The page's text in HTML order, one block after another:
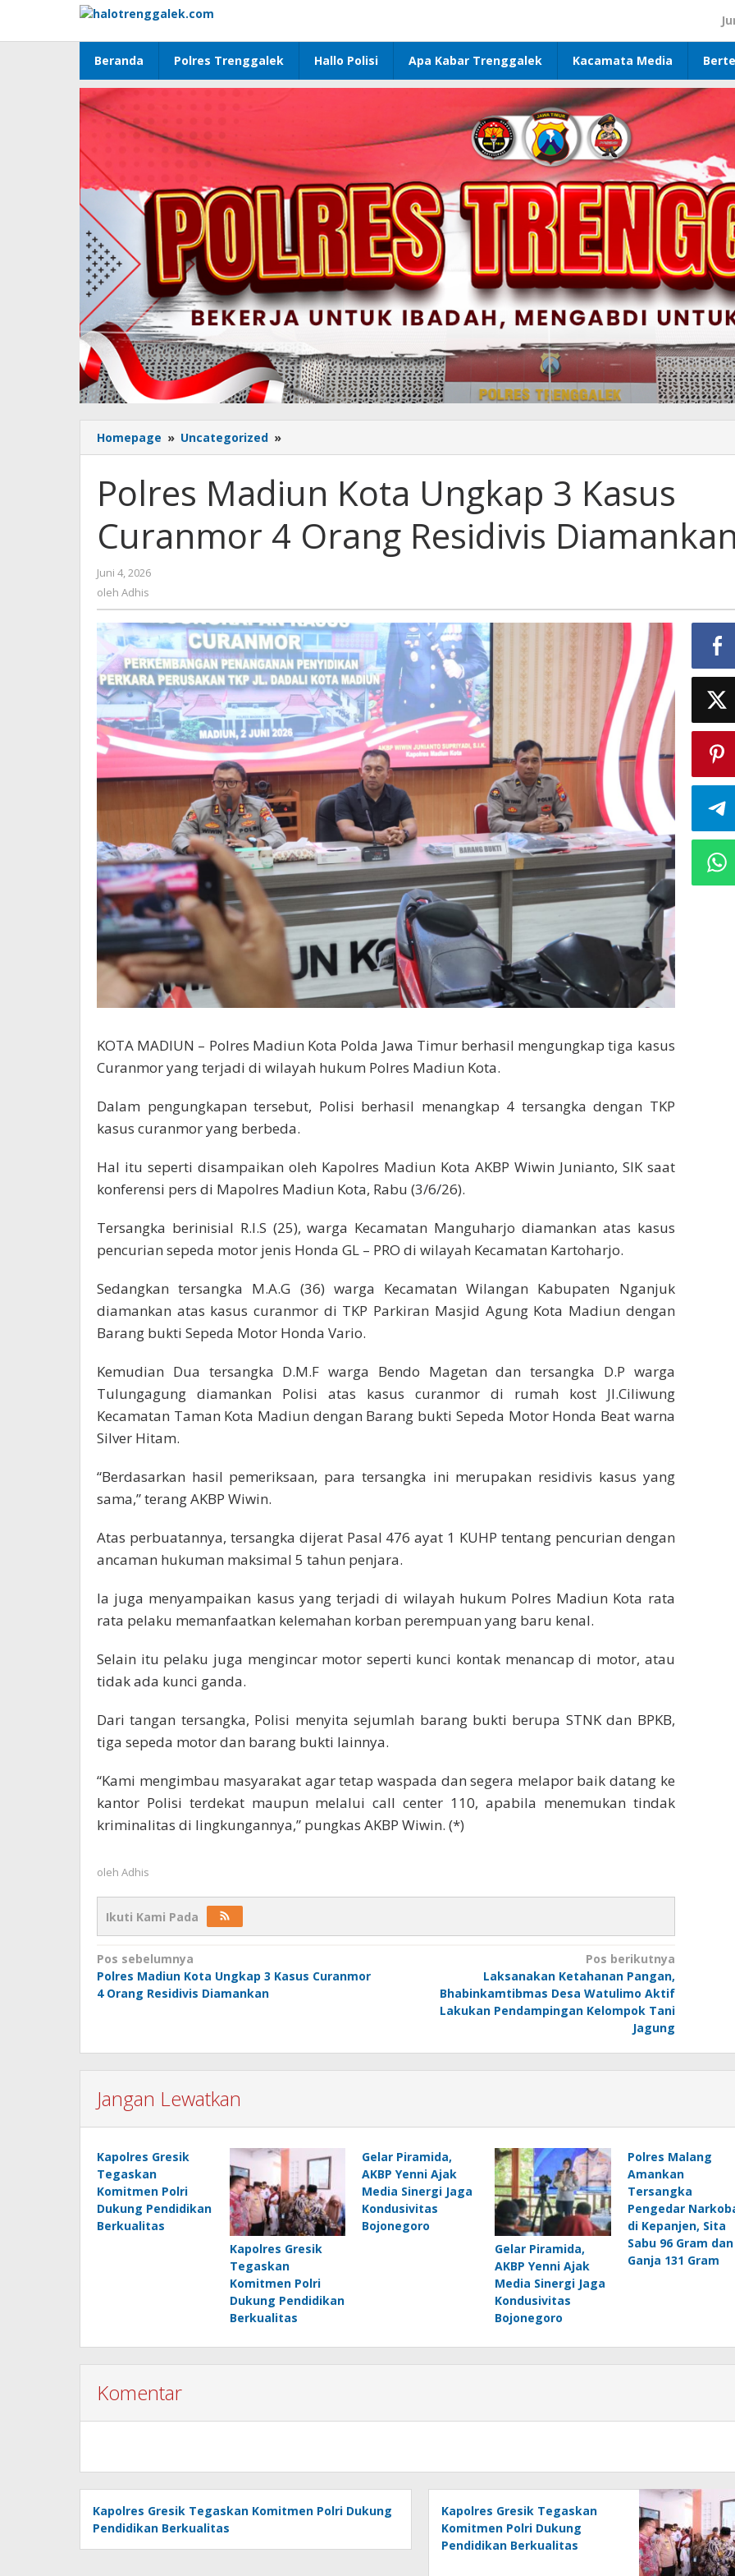
konten
Beranda Polres Trenggalek Hallo Polisi Apa Kabar Trenggalek Kacamata Media
Homepage » Uncategorized »
Madiun
Ungkap
3
Kasus
Curanmor
Diamankan
Polres Madiun Kota Ungkap 3 Kasus
Curanmor 4 Orang Residivis
Juni 4, 2026
oleh Adhis
KOTA MADIUN – Polres Madiun Kota Polda Jawa Timur berhasil mengungkap tiga kasus
Curanmor yang terjadi di wilayah hukum Polres Madiun Kota.
Dalam pengungkapan tersebut, Polisi berhasil menangkap 4 tersangka dengan TKP
kasus curanmor yang berbeda.
Hal itu seperti disampaikan oleh Kapolres Madiun Kota AKBP Wiwin Junianto, SIK saat
konferensi pers di Mapolres Madiun Kota, Rabu (3/6/26).
Tersangka berinisial R.I.S (25), warga Kecamatan Manguharjo diamankan atas kasus
pencurian sepeda motor jenis Honda GL – PRO di wilayah Kecamatan Kartoharjo.
Sedangkan tersangka M.A.G (36) warga Kecamatan Wilangan Kabupaten Nganjuk
diamankan atas kasus curanmor di TKP Parkiran Masjid Agung Kota Madiun dengan
Barang bukti Sepeda Motor Honda Vario.
Kemudian Dua tersangka D.M.F warga Bendo Magetan dan tersangka D.P warga
Tulungagung diamankan Polisi atas kasus curanmor di rumah kost Jl.Ciliwung
Kecamatan Taman Kota Madiun dengan Barang bukti Sepeda Motor Honda Beat warna
Silver Hitam.
“Berdasarkan hasil pemeriksaan, para tersangka ini merupakan residivis kasus yang
sama,” terang AKBP Wiwin.
Atas perbuatannya, tersangka dijerat Pasal 476 ayat 1 KUHP tentang pencurian dengan
ancaman hukuman maksimal 5 tahun penjara.
Ia juga menyampaikan kasus yang terjadi di wilayah hukum Polres Madiun Kota rata
rata pelaku memanfaatkan kelemahan korban perempuan yang baru kenal.
Selain itu pelaku juga mengincar motor seperti kunci kontak menancap di motor, atau
tidak ada kunci ganda.
Dari tangan tersangka, Polisi menyita sejumlah barang bukti berupa STNK dan BPKB,
tiga sepeda motor dan barang bukti lainnya.
“Kami mengimbau masyarakat agar tetap waspada dan segera melapor baik datang ke
kantor Polisi terdekat maupun melalui call center 110, apabila menemukan tindak
kriminalitas di lingkungannya,” pungkas AKBP Wiwin. (*)
oleh Adhis
Ikuti Kami Pada
Navigasi
pos
Pos sebelumnya
Polres Madiun Kota Ungkap 3 Kasus Curanmor
4 Orang Residivis Diamankan
Pos berikutnya
Laksanakan Ketahanan Pangan,
Bhabinkamtibmas Desa Watulimo Aktif
Lakukan Pendampingan Kelompok Tani
Jagung
Jangan Lewatkan
Kapolres Gresik
Tegaskan
Komitmen Polri
Dukung Pendidikan
Berkualitas
Kapolres Gresik
Tegaskan
Komitmen Polri
Dukung Pendidikan
Berkualitas
Gelar Piramida,
AKBP Yenni Ajak
Media Sinergi Jaga
Kondusivitas
Bojonegoro
Gelar Piramida,
AKBP Yenni Ajak
Media Sinergi Jaga
Kondusivitas
Bojonegoro
Polres Malang
Amankan
Tersangka
Pengedar
di Kepanjen, Sita
Sabu 96 Gram dan
Ganja 131 Gram
Komentar
Kapolres Gresik Tegaskan Komitmen Polri Dukung
Pendidikan Berkualitas
Kapolres Gresik Tegaskan
Komitmen Polri Dukung
Pendidikan Berkualitas